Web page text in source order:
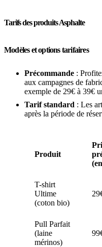
Tarifs des produits Asphalte
Modèles et options tarifaires
Précommande :
aux campagnes de
exemple de 29€ à 39€
Tarif standard : Les
après la période de
Produit
T-shirt
Ultime
(coton bio)
Pull Parfait
(laine
mérinos)